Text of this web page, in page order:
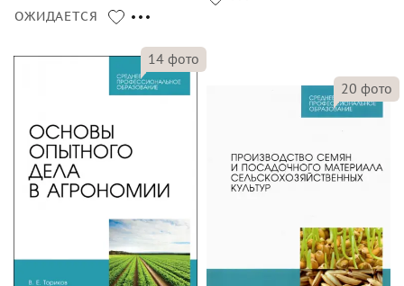
ОЖИДАЕТСЯ
14 фото
20 фото